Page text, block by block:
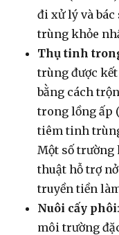
đi xử lý và
trùng khỏe
Thụ tinh
trùng được
bằng cách
trong lồng ấp
tiêm tinh
Một số trường
thuật hỗ trợ
truyền tiền
Nuôi cấy phôi
môi trường